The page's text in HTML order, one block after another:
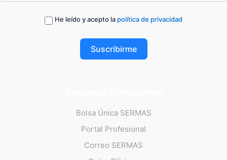
He leído y acepto la política de privacidad
Suscribirme
Bolsa Única SERMAS
Portal Profesional
Correo SERMAS